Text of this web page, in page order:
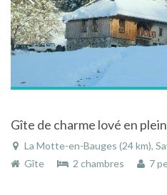
La Motte-en-Bauges (24 km), Savoie,
Gîte
2 chambres 7